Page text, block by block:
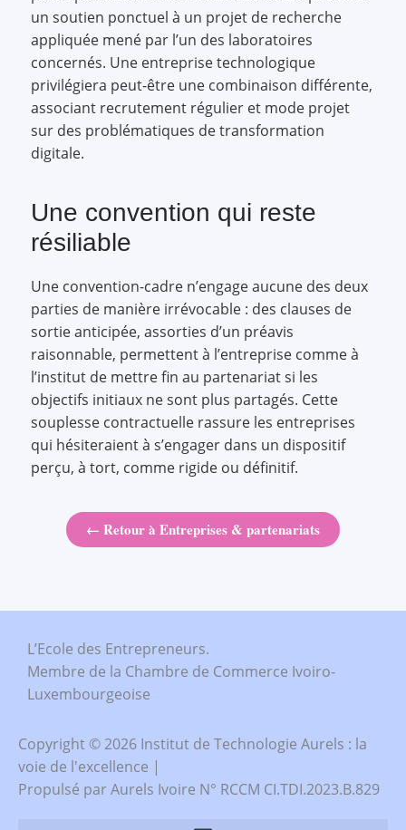
un soutien ponctuel à un projet de recherche
appliquée mené par l’un des laboratoires
concernés. Une entreprise technologique
privilégiera peut-être une combinaison différente,
associant recrutement régulier et mode projet
sur des problématiques de transformation
digitale.
Une convention qui reste
résiliable
Une convention-cadre n’engage aucune des deux
parties de manière irrévocable : des clauses de
sortie anticipée, assorties d’un préavis
raisonnable, permettent à l’entreprise comme à
l’institut de mettre fin au partenariat si les
objectifs initiaux ne sont plus partagés. Cette
souplesse contractuelle rassure les entreprises
qui hésiteraient à s’engager dans un dispositif
perçu, à tort, comme rigide ou définitif.
← Retour à Entreprises & partenariats
L’Ecole des Entrepreneurs.
Membre de la Chambre de Commerce Ivoiro-
Luxembourgeoise
Copyright © 2026 Institut de Technologie Aurels : la
voie de l'excellence |
Propulsé par Aurels Ivoire N° RCCM CI.TDI.2023.B.829